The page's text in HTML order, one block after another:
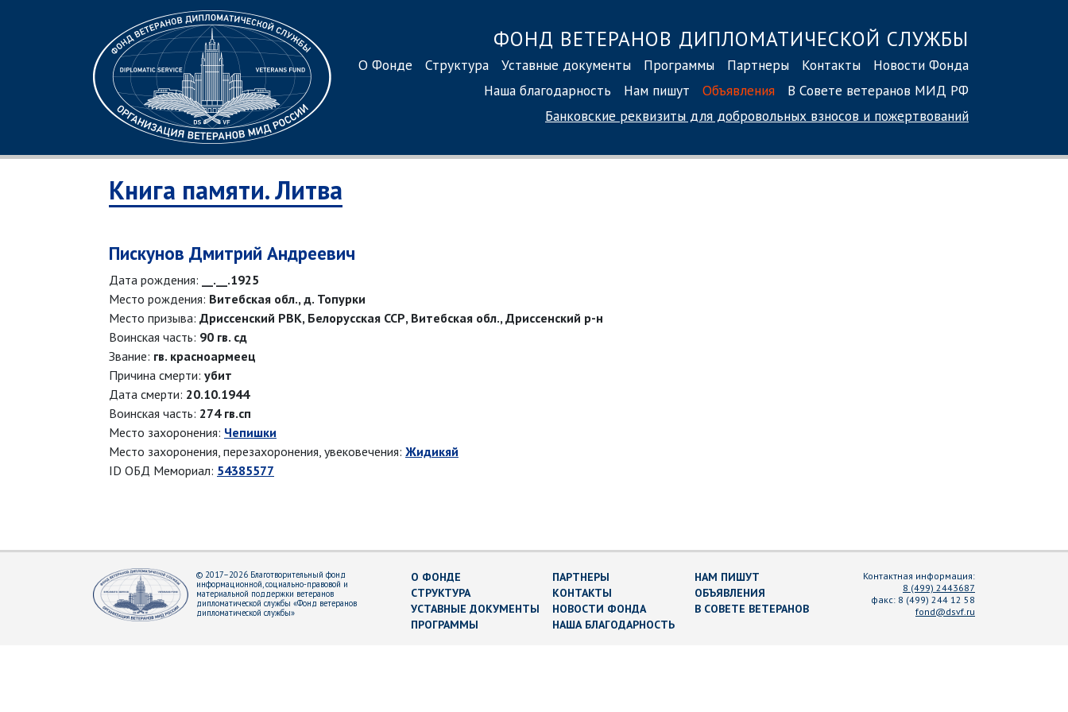
ФОНД ВЕТЕРАНОВ ДИПЛОМАТИЧЕСКОЙ СЛУЖБЫ
О Фонде Структура Уставные документы Программы Партнеры Контакты
Новости Фонда
Наша благодарность
Нам пишут Объявления
В Совете ветеранов МИД РФ
Банковские реквизиты для добровольных взносов и пожертвований
Книга памяти. Литва
Пискунов Дмитрий Андреевич
Дата рождения:
__.__.1925
Место рождения: Витебская обл., д. Топурки
Место призыва: Дриссенский РВК, Белорусская ССР, Витебская обл., Дриссенский р-н
Воинская часть: 90 гв. сд
Звание: гв. красноармеец
Причина смерти: убит
Дата смерти: 20.10.1944
Воинская часть: 274 гв.сп
Место захоронения: Чепишки
Место захоронения, перезахоронения, увековечения: Жидикяй
ID ОБД Мемориал: 54385577
© 2017–2026 Благотворительный фонд
информационной, социально-правовой и
материальной поддержки ветеранов
дипломатической службы «Фонд ветеранов
дипломатической службы»
О ФОНДЕ
СТРУКТУРА
УСТАВНЫЕ ДОКУМЕНТЫ
ПРОГРАММЫ
ПАРТНЕРЫ
КОНТАКТЫ
НОВОСТИ ФОНДА
НАША БЛАГОДАРНОСТЬ
НАМ ПИШУТ
ОБЪЯВЛЕНИЯ
В СОВЕТЕ ВЕТЕРАНОВ
Контактная информация:
8 (499) 2443687
факс: 8 (499) 244 12 58
fond@dsvf.ru